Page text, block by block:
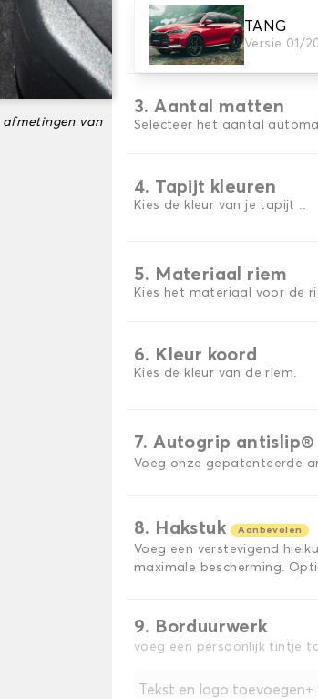
afmetingen van
TANG
Versie 01/
2. Materiaal
Kies het materiaal van uw
3. Aantal matten
Selecteer het aantal
4. Tapijt kleuren
Kies de kleur van je tapijt ..
5. Materiaal riem
Kies het materiaal voor de
6. Kleur koord
Kies de kleur van de riem.
7. Autogrip antislip®
Voeg onze gepatenteerde
8. Hakstuk Aanbevolen
Voeg een verstevigend
maximale bescherming.
9. Borduurwerk
voeg een persoonlijk tintje
Tekst en logo toevoegen+